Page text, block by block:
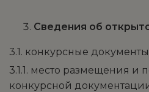
Сведения об
3.1. конкурсные
3.1.1. место размещения и
конкурсной